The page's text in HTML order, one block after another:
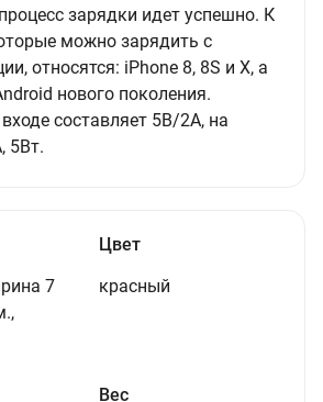
зарядки идет успешно. К
можно зарядить с
относятся: iPhone 8, 8S и X, а
нового поколения.
составляет 5В/2A, на
5Вт.
7
Цвет
красный
Вес